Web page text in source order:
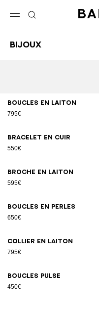
Bijoux
Boucles en laiton
795€
Bracelet en cuir
550€
Broche en laiton
595€
Boucles en perles
650€
Collier en laiton
795€
Boucles Pulse
450€